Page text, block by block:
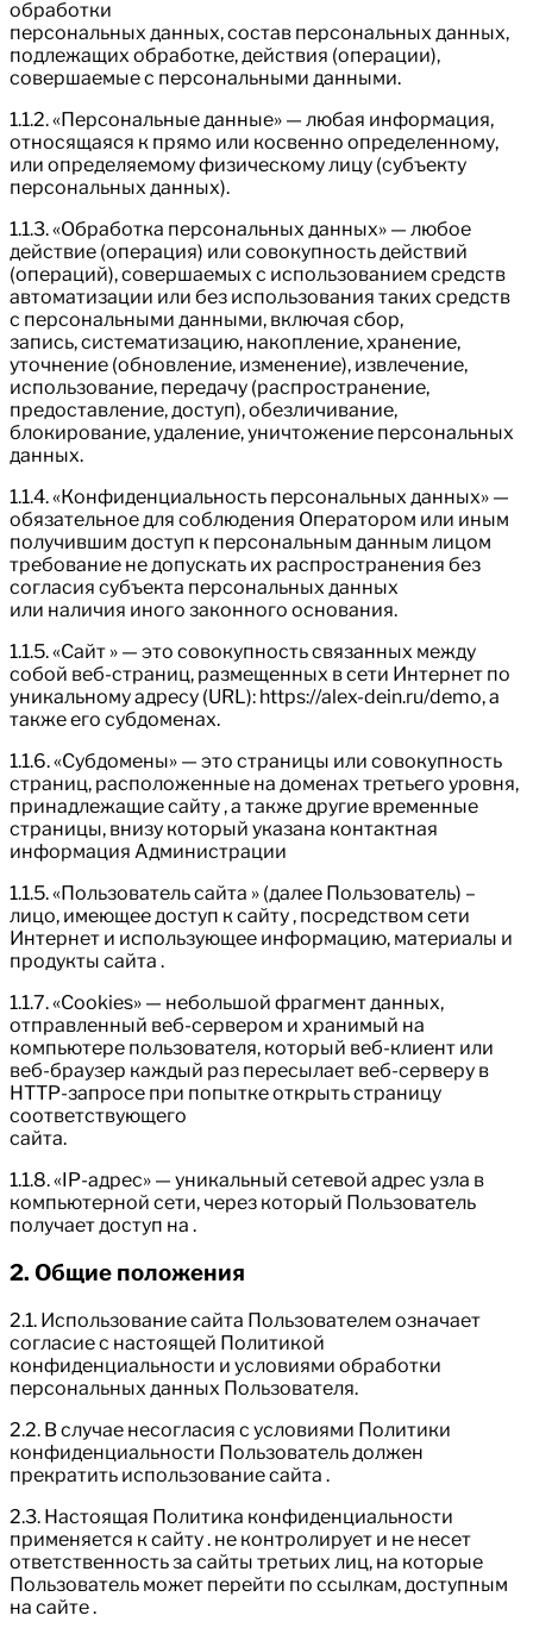
обработки
персональных данных, состав персональных данных,
подлежащих обработке, действия (операции),
совершаемые с персональными данными.
1.1.2. «Персональные данные» — любая информация,
относящаяся к прямо или косвенно определенному,
или определяемому физическому лицу (субъекту
персональных данных).
1.1.3. «Обработка персональных данных» — любое
действие (операция) или совокупность действий
(операций), совершаемых с использованием средств
автоматизации или без использования таких средств
с персональными данными, включая сбор,
запись, систематизацию, накопление, хранение,
уточнение (обновление, изменение), извлечение,
использование, передачу (распространение,
предоставление, доступ), обезличивание,
блокирование, удаление, уничтожение персональных
данных.
1.1.4. «Конфиденциальность персональных данных» —
обязательное для соблюдения Оператором или иным
получившим доступ к персональным данным лицом
требование не допускать их распространения без
согласия субъекта персональных данных
или наличия иного законного основания.
1.1.5. «Сайт » — это совокупность связанных между
собой веб-страниц, размещенных в сети Интернет по
уникальному адресу (URL): https://alex-dein.ru/demo, а
также его субдоменах.
1.1.6. «Субдомены» — это страницы или совокупность
страниц, расположенные на доменах третьего уровня,
принадлежащие сайту , а также другие временные
страницы, внизу который указана контактная
информация Администрации
1.1.5. «Пользователь сайта » (далее Пользователь) –
лицо, имеющее доступ к сайту , посредством сети
Интернет и использующее информацию, материалы и
продукты сайта .
1.1.7. «Cookies» — небольшой фрагмент данных,
отправленный веб-сервером и хранимый на
компьютере пользователя, который веб-клиент или
веб-браузер каждый раз пересылает веб-серверу в
HTTP-запросе при попытке открыть страницу
соответствующего
сайта.
1.1.8. «IP-адрес» — уникальный сетевой адрес узла в
компьютерной сети, через который Пользователь
получает доступ на .
2. Общие положения
2.1. Использование сайта Пользователем означает
согласие с настоящей Политикой
конфиденциальности и условиями обработки
персональных данных Пользователя.
2.2. В случае несогласия с условиями Политики
конфиденциальности Пользователь должен
прекратить использование сайта .
2.3. Настоящая Политика конфиденциальности
применяется к сайту . не контролирует и не несет
ответственность за сайты третьих лиц, на которые
Пользователь может перейти по ссылкам, доступным
на сайте .